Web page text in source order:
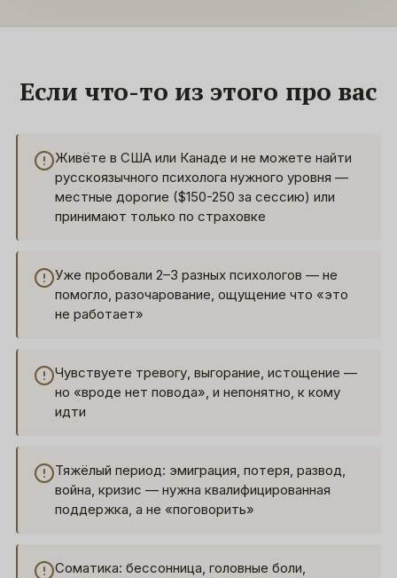
Если что-то из этого про вас
Живёте в США или Канаде и не можете найти
русскоязычного психолога нужного уровня —
местные дорогие ($150-250 за сессию) или
принимают только по страховке
Уже пробовали 2–3 разных психологов — не
помогло, разочарование, ощущение что «это
не работает»
Чувствуете тревогу, выгорание, истощение —
но «вроде нет повода», и непонятно, к кому
идти
Тяжёлый период: эмиграция, потеря, развод,
война, кризис — нужна квалифицированная
поддержка, а не «поговорить»
Соматика: бессонница, головные боли,